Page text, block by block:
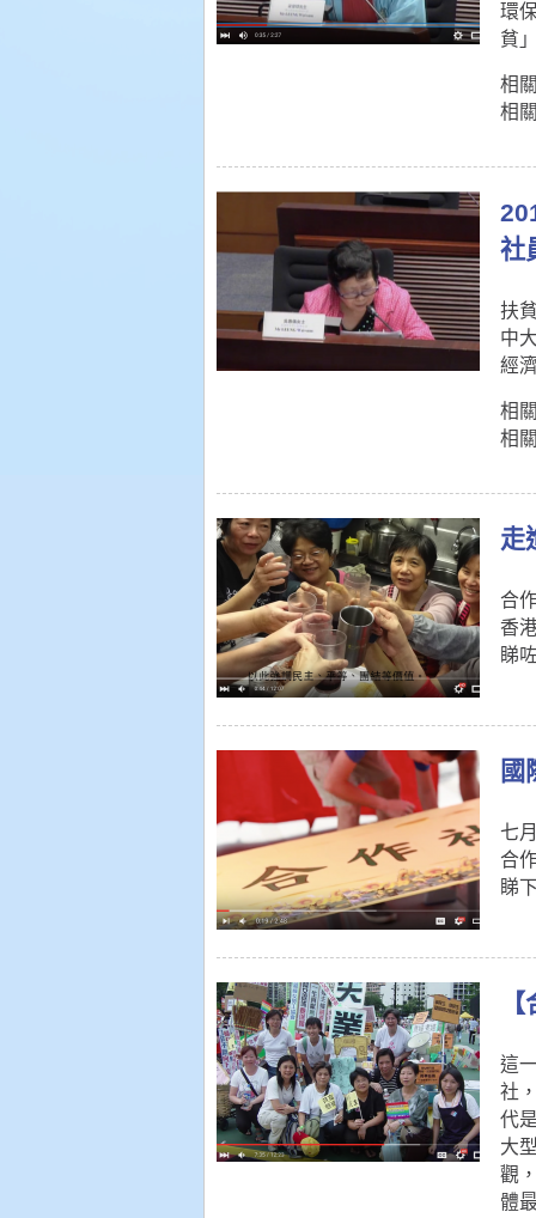
環
貧
相
相
社
扶
中
經
相
相
走
合
香
睇
國
七
合
睇
這
社
代
大
觀
體